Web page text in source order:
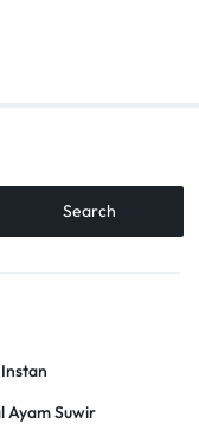
Search
Ayam Suwir